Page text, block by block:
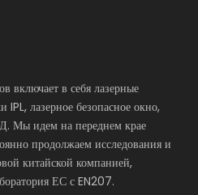
включает в себя лазерные
лазерное безопасное окно,
Мы идем на переднем крае
продолжаем исследования и
китайской компанией,
ЕС с EN207.